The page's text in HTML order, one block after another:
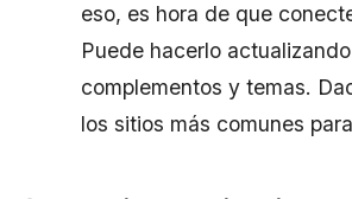
eso, es hora de que
Puede hacerlo
complementos y temas.
los sitios más comunes